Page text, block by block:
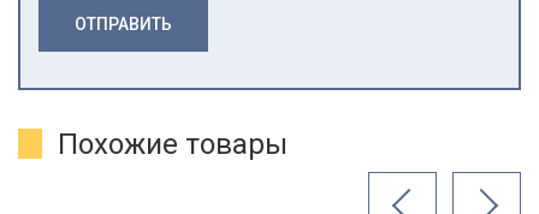
ОТПРАВИТЬ
Похожие товары